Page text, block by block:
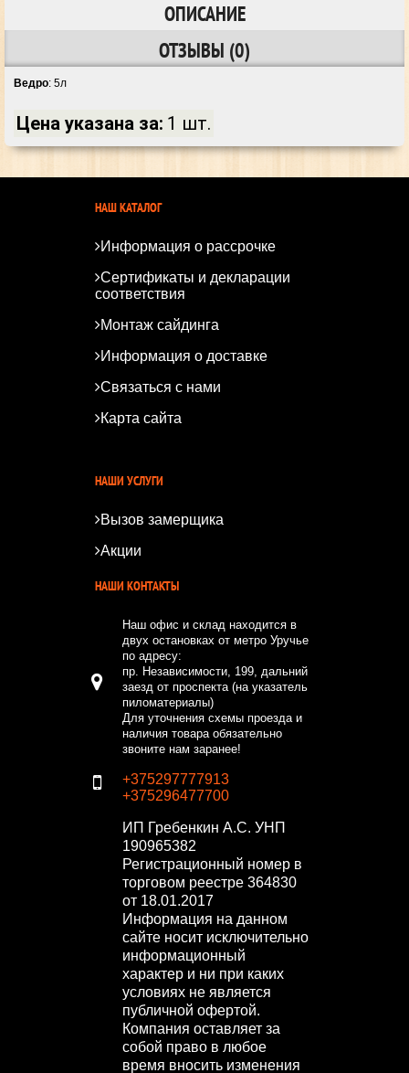
ОПИСАНИЕ
ОТЗЫВЫ (0)
Ведро: 5л
Цена указана за: 1 шт.
НАШ КАТАЛОГ
Информация о рассрочке
Сертификаты и декларации
соответствия
Монтаж сайдинга
Информация о доставке
Связаться с нами
Карта сайта
НАШИ УСЛУГИ
Вызов замерщика
Акции
НАШИ КОНТАКТЫ
Наш офис и склад находится в
двух остановках от метро Уручье
по адресу:
пр. Независимости, 199, дальний
заезд от проспекта (на указатель
пиломатериалы)
Для уточнения схемы проезда и
наличия товара обязательно
звоните нам заранее!
+375297777913
+375296477700
ИП Гребенкин А.С. УНП
190965382
Регистрационный номер в
торговом реестре 364830
от 18.01.2017
Информация на данном
сайте носит исключительно
информационный
характер и ни при каких
условиях не является
публичной офертой.
Компания оставляет за
собой право в любое
время вносить изменения